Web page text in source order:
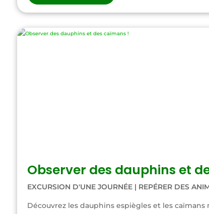
Observer des dauphins et
EXCURSION D'UNE JOURNÉE| REPÉRER DES
Découvrez les dauphins espiègles et les